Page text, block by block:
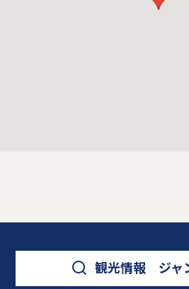
観光情報 ジャ